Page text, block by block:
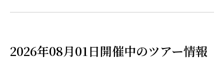
2026年08月01日開催中のツアー情報